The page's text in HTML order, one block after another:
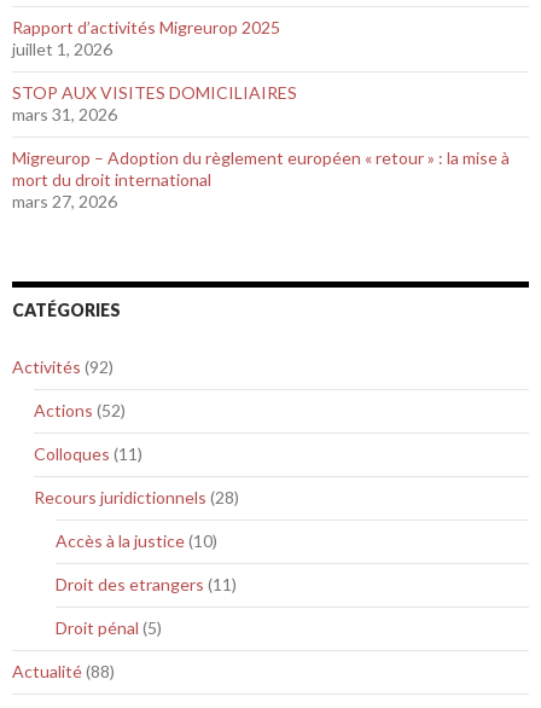
Rapport d’activités Migreurop 2025
juillet 1, 2026
STOP AUX VISITES DOMICILIAIRES
mars 31, 2026
Migreurop – Adoption du règlement européen « retour » : la mise à
mort du droit international
mars 27, 2026
CATÉGORIES
Activités (92)
Actions (52)
Colloques (11)
Recours juridictionnels (28)
Accès à la justice(10)
Droit des etrangers (11)
Droit pénal (5)
Actualité(88)